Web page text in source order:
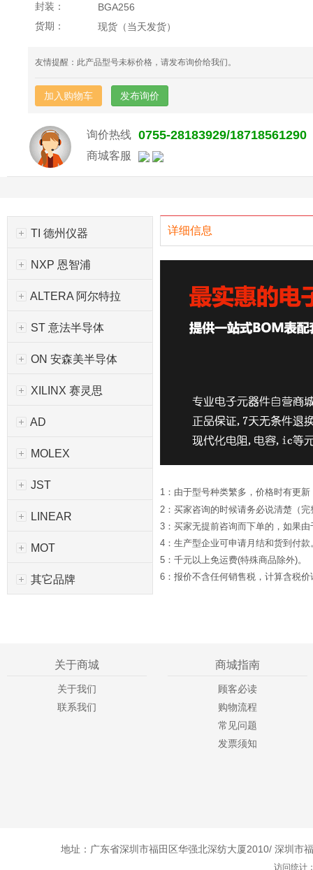
封装： BGA256
货期： 现货（当天发货）
友情提醒：此产品型号未标价格，请发布询价给我们。
加入购物车 发布询价
询价热线 0755-28183929/18718561290
商城客服
TI 德州仪器
NXP 恩智浦
ALTERA 阿尔特拉
ST 意法半导体
ON 安森美半导体
XILINX 赛灵思
AD
MOLEX
JST
LINEAR
MOT
其它品牌
详细信息
1：由于型号种类繁多，价格时有更
2：买家咨询的时候请务必说清楚（
3：买家无提前咨询而下单的，如果
4：生产型企业可申请月结和货到付款
5：千元以上免运费(特殊商品除外)。
6：报价不含任何销售税，计算含税价
关于商城
关于我们
联系我们
商城指南
顾客必读
购物流程
常见问题
发票须知
地址：广东省深圳市福田区华强北深纺大厦2010/ 深圳市
访问统计